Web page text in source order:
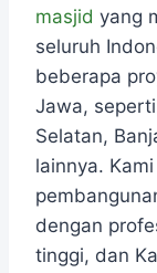
masjid yang
seluruh
beberapa
Jawa,
Selatan,
lainnya.
dengan
tinggi, dan